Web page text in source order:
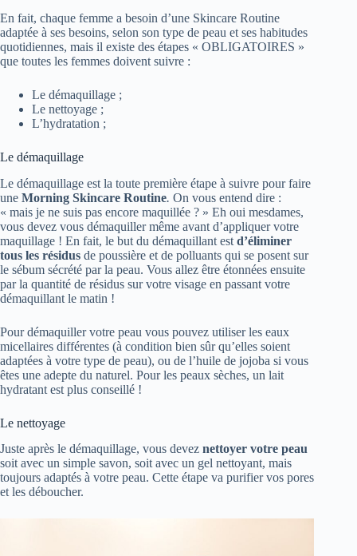
En fait, chaque femme a besoin d’une Skincare Routine
adaptée à ses besoins, selon son type de peau et ses habitudes
quotidiennes, mais il existe des étapes « OBLIGATOIRES »
que toutes les femmes doivent suivre :
Le démaquillage ;
Le nettoyage ;
L’hydratation ;
Le démaquillage
Le démaquillage est la toute première étape à suivre pour faire
une Morning Skincare Routine. On vous entend dire :
« mais je ne suis pas encore maquillée ? » Eh oui mesdames,
vous devez vous démaquiller même avant d’appliquer votre
maquillage ! En fait, le but du démaquillant est d’éliminer
tous les résidus de poussière et de polluants qui se posent sur
le sébum sécrété par la peau. Vous allez être étonnées ensuite
par la quantité de résidus sur votre visage en passant votre
démaquillant le matin !
Pour démaquiller votre peau vous pouvez utiliser les eaux
micellaires différentes (à condition bien sûr qu’elles soient
adaptées à votre type de peau), ou de l’huile de jojoba si vous
êtes une adepte du naturel. Pour les peaux sèches, un lait
hydratant est plus conseillé !
Le nettoyage
Juste après le démaquillage, vous devez nettoyer votre peau
soit avec un simple savon, soit avec un gel nettoyant, mais
toujours adaptés à votre peau. Cette étape va purifier vos pores
et les déboucher.